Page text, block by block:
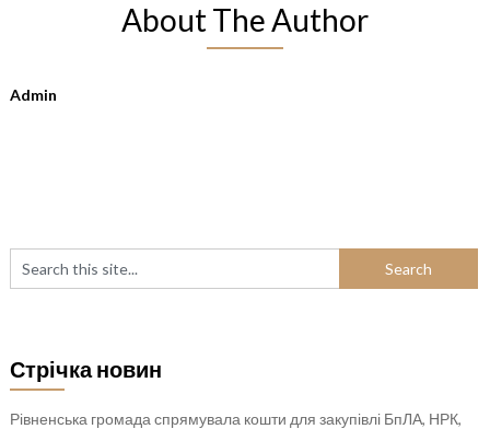
About The Author
Admin
Стрічка новин
Рівненська громада спрямувала кошти для закупівлі БпЛА, НРК,